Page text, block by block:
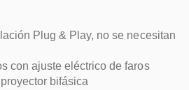
Plug & Play, no se necesitan
con ajuste eléctrico de faros
bifásica